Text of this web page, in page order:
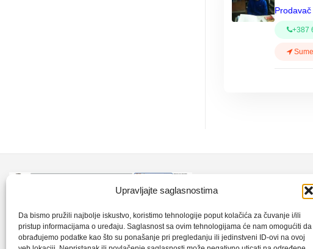
Upravljajte saglasnostima
Da bismo pružili najbolje iskustvo, koristimo tehnologije poput kolačića za čuvanje i/ili
pristup informacijama o uređaju. Saglasnost sa ovim tehnologijama će nam omogućiti da
obrađujemo podatke kao što su ponašanje pri pregledanju ili jedinstveni ID-ovi na ovoj
Prodavač
+387
CLK-Interpromet d.o.o. posluje u sastavu
grupe SKF distributera od 1996. godine,
gdje s ponosom mozemo reci da smo
+387 35 720 560
clkm@bih.net.ba